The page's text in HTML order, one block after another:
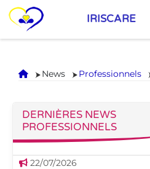
IRISCARE
Accueil
News Professionnels
DERNIÈRES NEWS
PROFESSIONNELS
22/07/2026